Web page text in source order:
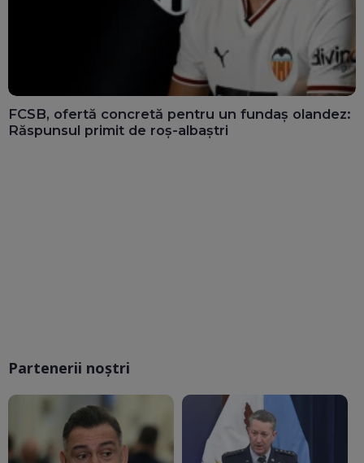
FCSB, ofertă concretă pentru un fundaș olandez:
Răspunsul primit de roș-albaștri
Partenerii noștri